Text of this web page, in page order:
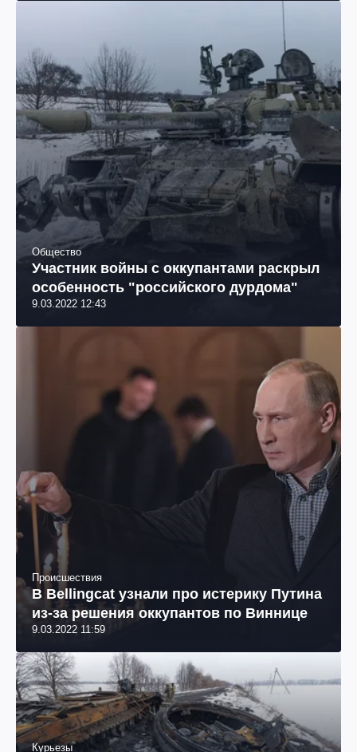
Общество
Участник войны с оккупантами раскрыл
особенность "российского дурдома"
9.03.2022 12:43
Происшествия
В Bellingcat узнали про истерику Путина
из-за решения оккупантов по Виннице
9.03.2022 11:59
Курьезы